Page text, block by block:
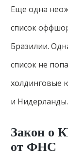
Еще одна
список
Бразилии.
список не
холдинговые
и Нидерланды.
Закон о
от ФНС